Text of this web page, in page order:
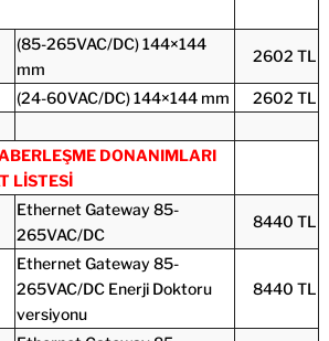
(85-265VAC/DC) 144×144
mm
2602 TL
(24-60VAC/DC) 144×144 mm
2602 TL
DONANIMLARI
LİSTESİ
Ethernet Gateway 85-
265VAC/DC
8440 TL
Ethernet Gateway 85-
265VAC/DC Enerji Doktoru
versiyonu
8440 TL